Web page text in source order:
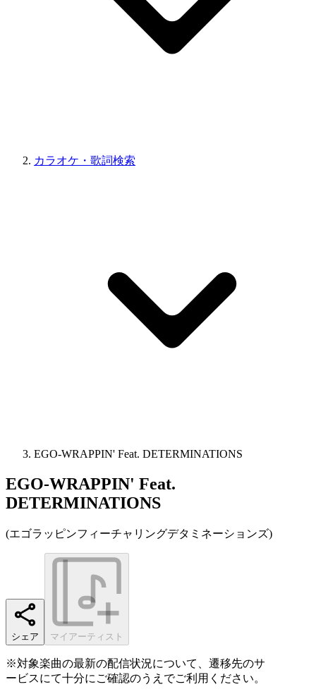
カラオケ・歌詞検索
EGO-WRAPPIN' Feat. DETERMINATIONS
EGO-WRAPPIN' Feat.
DETERMINATIONS
(エゴラッピンフィーチャリングデタミネーションズ)
シェア マイアーティスト
※対象楽曲の最新の配信状況について、遷移先のサ
ービスにて十分にご確認のうえでご利用ください。